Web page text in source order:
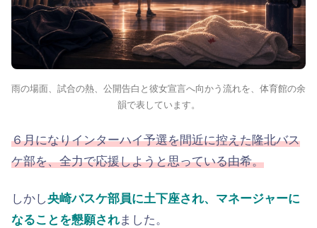
雨の場面、試合の熱、公開告白と彼女宣言へ向かう流れを、体育館の余
韻で表しています。
６月になりインターハイ予選を間近に控えた隆北バス
ケ部を、全力で応援しようと思っている由希。
しかし央崎バスケ部員に土下座され、マネージャーに
なることを懇願されました。